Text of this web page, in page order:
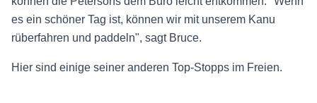
es ein schöner Tag ist, können wir mit unserem Kanu
rüberfahren und paddeln", sagt Bruce.
Hier sind einige seiner anderen Top-Stopps im Freien.